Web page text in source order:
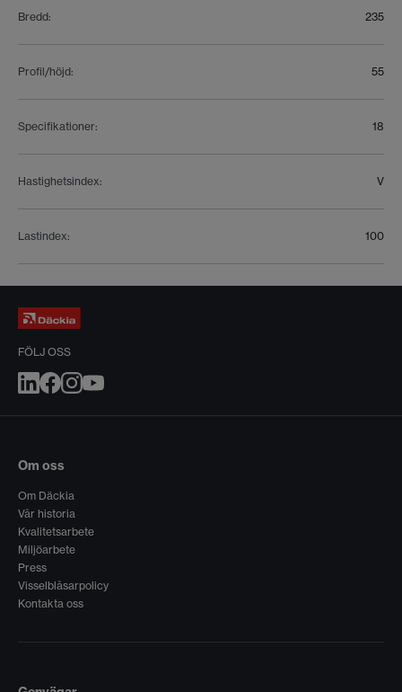
Bredd: 235
Profil/höjd: 55
Specifikationer: 18
Hastighetsindex: V
Lastindex: 100
FÖLJ OSS
Om oss
Om Däckia
Vår historia
Kvalitetsarbete
Miljöarbete
Press
Visselblåsarpolicy
Kontakta oss